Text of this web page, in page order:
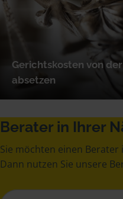
Gerichtskosten von
absetzen
Berater in Ihrer
Sie möchten einen Berater
Dann nutzen Sie unsere